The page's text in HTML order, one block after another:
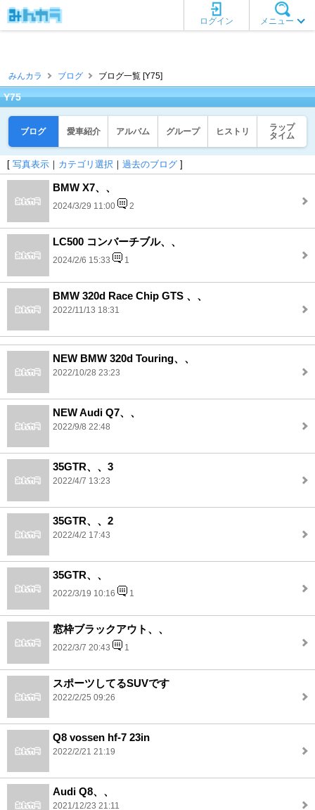
メニュー
ログイン
みんカラ ブログ ブログ一覧 [Y75]
Y75
ブログ 愛車紹介 アルバム グループ ヒストリ
ラップ
タイム
[ 写真表示 ｜ カテゴリ選択 ｜ 過去のブログ ]
BMW X7、、
2024/3/29 11:00 2
LC500 コンバーチブル、、
2024/2/6 15:33 1
BMW 320d Race Chip GTS 、、
2022/11/13 18:31
NEW BMW 320d Touring、、
2022/10/28 23:23
NEW Audi Q7、、
2022/9/8 22:48
35GTR、、3
2022/4/7 13:23
35GTR、、2
2022/4/2 17:43
35GTR、、
2022/3/19 10:16 1
窓枠ブラックアウト、、
2022/3/7 20:43 1
スポーツしてるSUVです
2022/2/25 09:26
Q8 vossen hf-7 23in
2022/2/21 21:19
Audi Q8、、
2021/12/23 21:11